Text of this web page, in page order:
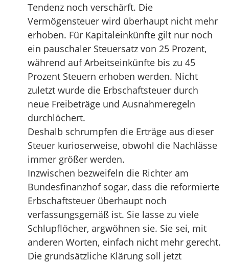
Tendenz noch verschärft. Die
Vermögensteuer wird überhaupt nicht mehr
erhoben. Für Kapitaleinkünfte gilt nur noch
ein pauschaler Steuersatz von 25 Prozent,
während auf Arbeitseinkünfte bis zu 45
Prozent Steuern erhoben werden. Nicht
zuletzt wurde die Erbschaftsteuer durch
neue Freibeträge und Ausnahmeregeln
durchlöchert.
Deshalb schrumpfen die Erträge aus dieser
Steuer kurioserweise, obwohl die Nachlässe
immer größer werden.
Inzwischen bezweifeln die Richter am
Bundesfinanzhof sogar, dass die reformierte
Erbschaftsteuer überhaupt noch
verfassungsgemäß ist. Sie lasse zu viele
Schlupflöcher, argwöhnen sie. Sie sei, mit
anderen Worten, einfach nicht mehr gerecht.
Die grundsätzliche Klärung soll jetzt